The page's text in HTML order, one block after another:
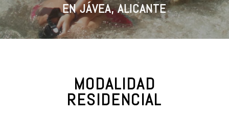
EN JÁVEA, ALICANTE
MODALIDAD
RESIDENCIAL